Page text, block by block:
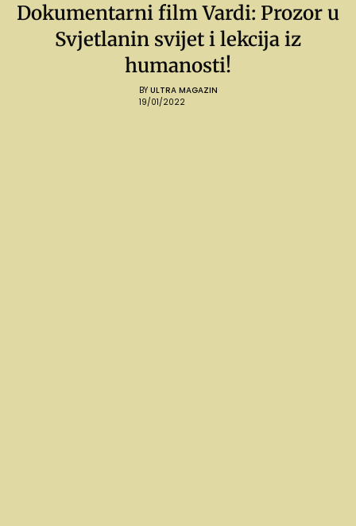
Dokumentarni film Vardi: Prozor u
Svjetlanin svijet i lekcija iz
humanosti!
BY ULTRA MAGAZIN
19/01/2022